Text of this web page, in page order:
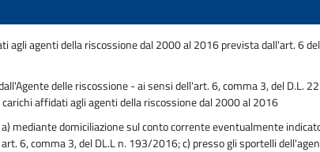
agenti della riscossione dal 2000 al 2016 prevista dall'art. 6
delle riscossione - ai sensi dell'art. 6, comma 3, del D.L.
affidati agli agenti della riscossione dal 2000 al 2016
domiciliazione sul conto corrente eventualmente
6, comma 3, del DL.L n. 193/2016; c) presso gli sportelli